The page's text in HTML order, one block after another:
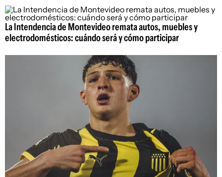
La Intendencia de Montevideo remata autos, muebles y
electrodomésticos: cuándo será y cómo participar